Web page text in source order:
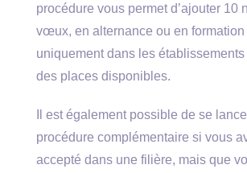
procédure vous permet d’ajouter 10
vœux, en alternance ou en
uniquement dans les établissements
des places disponibles.
Il est également possible de se
procédure complémentaire si vous
accepté dans une filière, mais que